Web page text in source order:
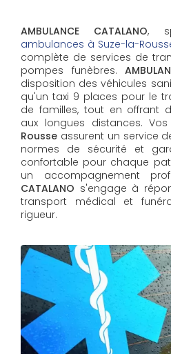
AMBULANCE CATALANO,
ambulances à Suze-la-
complète de services de
pompes funèbres.
disposition des véhicules
qu'un taxi 9 places pour le
de familles, tout en offrant
aux longues distances. Vos
Rousse assurent un service
normes de sécurité et
confortable pour chaque
un accompagnement
CATALANO s'engage à
transport médical et
rigueur.